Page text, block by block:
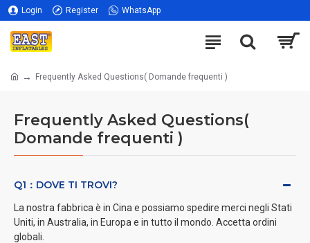
Login Register WhatsApp
Frequently Asked Questions( Domande frequenti )
Frequently Asked Questions(
Domande frequenti )
Q1：DOVE TI TROVI?
La nostra fabbrica è in Cina e possiamo spedire merci negli Stati
Uniti, in Australia, in Europa e in tutto il mondo. Accetta ordini
globali.